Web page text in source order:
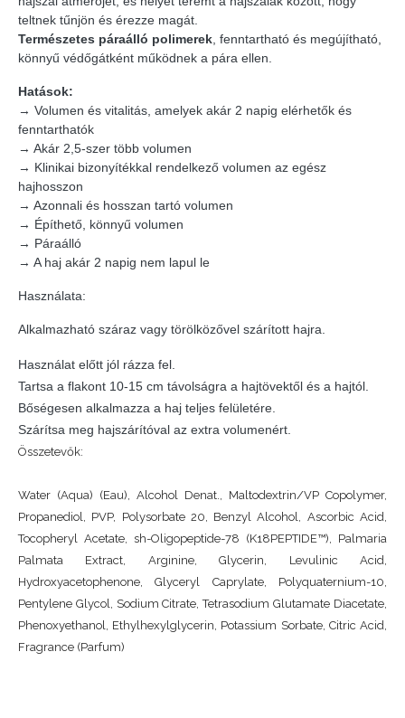
teltnek tűnjön és érezze magát.
Természetes páraálló polimerek , fenntartható és megújítható,
könnyű védőgátként működnek a pára ellen.
Hatások:
→ Volumen és vitalitás, amelyek akár 2 napig elérhetők és
fenntarthatók
→ Akár 2,5-szer több volumen
→ Klinikai bizonyítékkal rendelkező volumen az egész
hajhosszon
→ Azonnali és hosszan tartó volumen
→ Építhető, könnyű volumen
→ Páraálló
→ A haj akár 2 napig nem lapul le
Használata:
Alkalmazható száraz vagy törölközővel szárított hajra.
Használat előtt jól rázza fel.
Tartsa a flakont 10-15 cm távolságra a hajtövektől és a hajtól.
Bőségesen alkalmazza a haj teljes felületére.
Szárítsa meg hajszárítóval az extra volumenért.
Összetevők:
Water (Aqua) (Eau), Alcohol Denat., Maltodextrin/VP Copolymer,
Propanediol, PVP, Polysorbate 20, Benzyl Alcohol, Ascorbic Acid,
Tocopheryl Acetate, sh-Oligopeptide-78 (K18PEPTIDE™), Palmaria
Palmata Extract, Arginine, Glycerin, Levulinic Acid,
Hydroxyacetophenone, Glyceryl Caprylate, Polyquaternium-10,
Pentylene Glycol, Sodium Citrate, Tetrasodium Glutamate Diacetate,
Phenoxyethanol, Ethylhexylglycerin, Potassium Sorbate, Citric Acid,
Fragrance (Parfum)